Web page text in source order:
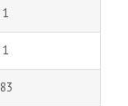
1
1
83